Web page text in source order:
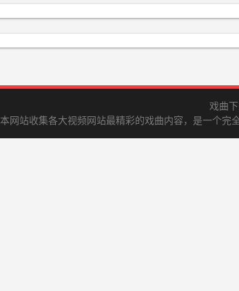
戏曲
本网站收集各大视频网站最精彩的戏曲内容，是一个完